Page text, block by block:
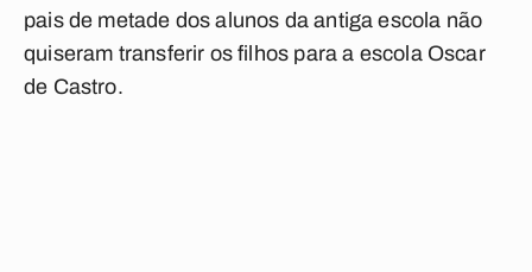
pais de metade dos alunos da antiga escola não
quiseram transferir os filhos para a escola Oscar
de Castro.